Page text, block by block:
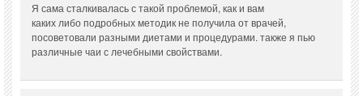
Я сама сталкивалась с такой проблемой, как и вам
каких либо подробных методик не получила от врачей,
посоветовали разными диетами и процедурами. также я пью
различные чаи с лечебными свойствами.